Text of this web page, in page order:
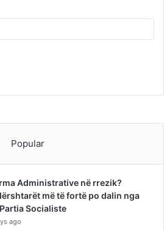
Popular
Administrative në rrezik?
më të fortë po dalin nga
Socialiste
ago